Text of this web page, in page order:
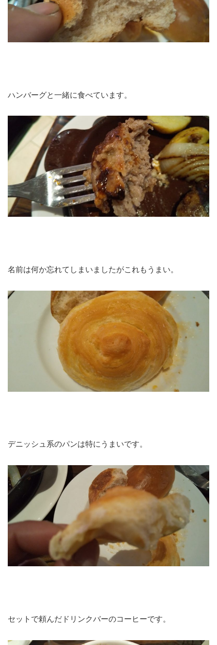
ハンバーグと一緒に食べています。
名前は何か忘れてしまいましたがこれもうまい。
デニッシュ系のパンは特にうまいです。
セットで頼んだドリンクバーのコーヒーです。